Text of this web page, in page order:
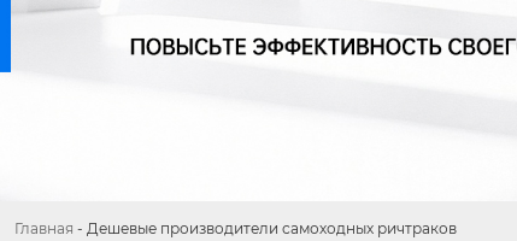
Главная - Дешевые производители самоходных ричтраков